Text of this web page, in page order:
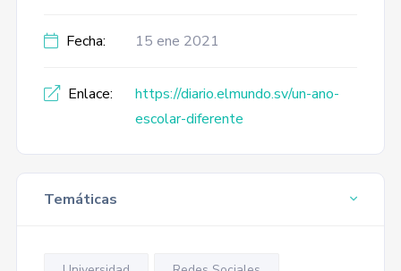
Fecha: 15 ene 2021
Enlace:
https://diario.elmundo.sv/un-ano-
escolar-diferente
Temáticas